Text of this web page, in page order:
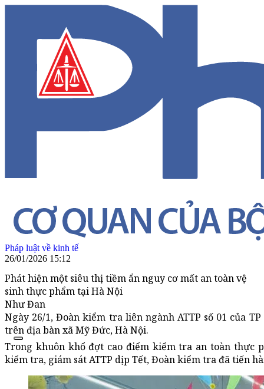
Pháp luật về kinh tế
26/01/2026 15:12
Phát hiện một siêu thị tiềm ẩn nguy cơ mất an toàn vệ
sinh thực phẩm tại Hà Nội
Như Đan
Ngày 26/1, Đoàn kiểm tra liên ngành ATTP số 01 của
trên địa bàn xã Mỹ Đức, Hà Nội.
Trong khuôn khổ đợt cao điểm kiểm tra an toàn thực
kiểm tra, giám sát ATTP dịp Tết, Đoàn kiểm tra đã tiến